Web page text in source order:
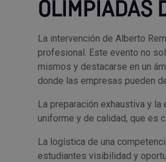
OLIMPIADAS
La intervención de Alberto
profesional. Este evento no
mismos y destacarse en un
donde las empresas pueden
La preparación exhaustiva y
uniforme y de calidad, que es
La logística de una
estudiantes visibilidad y